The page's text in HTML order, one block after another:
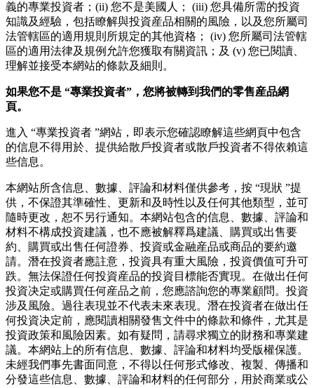
義的專業投資者；(ii) 您不是美國人； (iii) 您具備所需的投資
知識及經驗，包括瞭解與投資産品相關的風險，以及您所屬司
法管轄區的適用規則所規定的其他資格； (iv) 您所屬司法管轄
區的適用法律及規例允許您獲取有關資訊；及 (v) 您已閱讀、
理解並接受本網站的條款及細則。
如果您不是 “專業投資者” ，您將被轉到我們的零售産品網
頁。
進入 “專業投資者 ”網站，即表示您確認瞭解這些網頁中包含
的信息不得用於、提供給散戶投資者或散戶投資者不得依賴這
些信息。
本網站所含信息、數據、評論和材料僅供參考，按 “現狀 ”提
供，不保證其準確性、更新和及時性以及任何其他類型，並可
隨時更改，恕不另行通知。本網站包含的信息、數據、評論和
材料不構成投資建議，也不應被解釋爲建議、購買或出售要
約、購買或出售任何證券、投資或金融産品或商品的要約邀
請。潛在投資者應註意，投資具有重大風險，投資價值可升可
跌。無法保證任何投資産品的投資目標能否實現。在做出任何
投資决定或購買任何産品之前，您應諮詢您的專業顧問。投資
涉及風險。過往表現並不代表未來表現。潛在投資者在做出任
何投資决定前，應閱讀相關發售文件中的條款和條件，尤其是
投資政策和風險因素。如有疑問，請尋求獨立的財務和專業建
議。本網站上的所有信息、數據、評論和材料均受版權保護。
未經我們事先書面同意，不得以任何形式修改、複製、傳播和
分發這些信息、數據、評論和材料的任何部分，用於商業或公